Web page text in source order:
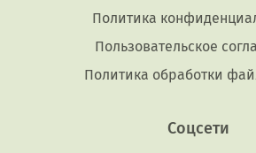
Политика
Пользовательское
Политика обработки
Соцсети